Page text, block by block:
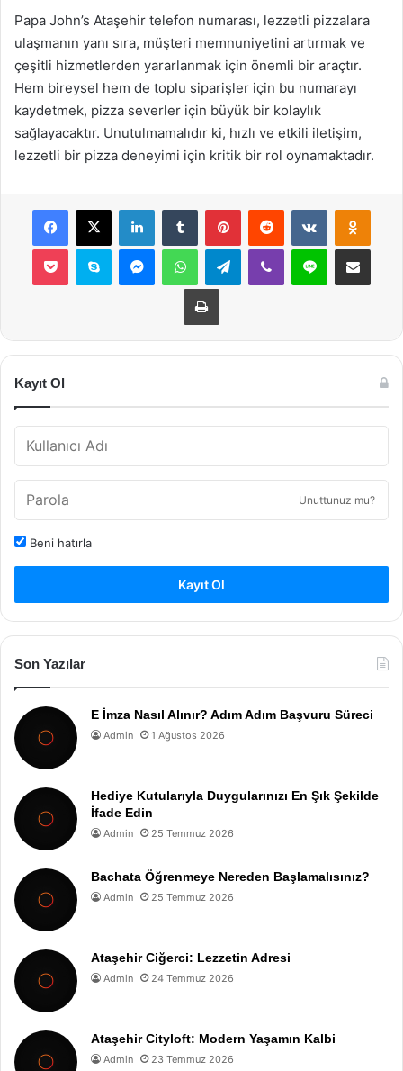
Papa John’s Ataşehir telefon numarası, lezzetli pizzalara
ulaşmanın yanı sıra, müşteri memnuniyetini artırmak ve
çeşitli hizmetlerden yararlanmak için önemli bir araçtır.
Hem bireysel hem de toplu siparişler için bu numarayı
kaydetmek, pizza severler için büyük bir kolaylık
sağlayacaktır. Unutulmamalıdır ki, hızlı ve etkili iletişim,
lezzetli bir pizza deneyimi için kritik bir rol oynamaktadır.
Facebook
X LinkedInTumblr PinterestReddit VKontakte
Pocket Skype MessengerWhatsAppTelegramViber Line E-Posta ile
Yazdır
Kayıt Ol
Unuttunuz mu?
Beni hatırla
Kayıt Ol
Son Yazılar
E İmza Nasıl Alınır? Adım Adım Başvuru Süreci
Admin 1 Ağustos 2026
Hediye Kutularıyla Duygularınızı En Şık Şekilde
İfade Edin
Admin 25 Temmuz 2026
Bachata Öğrenmeye Nereden Başlamalısınız?
Admin 25 Temmuz 2026
Ataşehir Ciğerci: Lezzetin Adresi
Admin 24 Temmuz 2026
Ataşehir Cityloft: Modern Yaşamın Kalbi
Admin 23 Temmuz 2026